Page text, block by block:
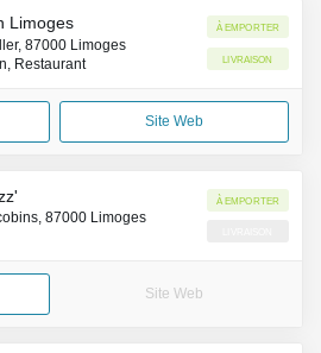
Limoges
87000 Limoges
Restaurant
À emporter
Livraison
Site Web
87000 Limoges
À emporter
Site Web